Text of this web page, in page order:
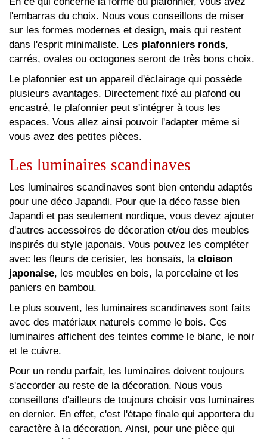
l'embarras du choix. Nous vous conseillons de miser
sur les formes modernes et design, mais qui restent
dans l'esprit minimaliste. Les plafonniers ronds,
carrés, ovales ou octogones seront de très bons choix.
Le plafonnier est un appareil d'éclairage qui possède
plusieurs avantages. Directement fixé au plafond ou
encastré, le plafonnier peut s'intégrer à tous les
espaces. Vous allez ainsi pouvoir l'adapter même si
vous avez des petites pièces.
Les luminaires scandinaves
Les luminaires scandinaves sont bien entendu adaptés
pour une déco Japandi. Pour que la déco fasse bien
Japandi et pas seulement nordique, vous devez ajouter
d'autres accessoires de décoration et/ou des meubles
inspirés du style japonais. Vous pouvez les compléter
avec les fleurs de cerisier, les bonsaïs, la cloison
japonaise, les meubles en bois, la porcelaine et les
paniers en bambou.
Le plus souvent, les luminaires scandinaves sont faits
avec des matériaux naturels comme le bois. Ces
luminaires affichent des teintes comme le blanc, le noir
et le cuivre.
Pour un rendu parfait, les luminaires doivent toujours
s'accorder au reste de la décoration. Nous vous
conseillons d'ailleurs de toujours choisir vos luminaires
en dernier. En effet, c'est l'étape finale qui apportera du
caractère à la décoration. Ainsi, pour une pièce qui